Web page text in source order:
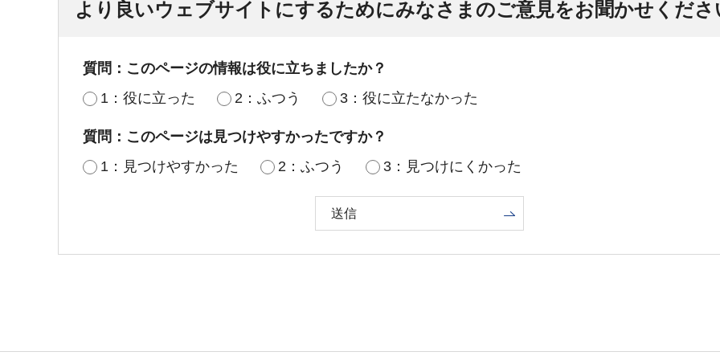
より良いウェブサイトにするためにみなさまのご意見をお聞かせくださ
質問：このページの情報は役に立ちましたか？
1：役に立った
2：ふつう 3：役に立たなかった
質問：このページは見つけやすかったですか？
1：見つけやすかった
2：ふつう 3：見つけにくかった